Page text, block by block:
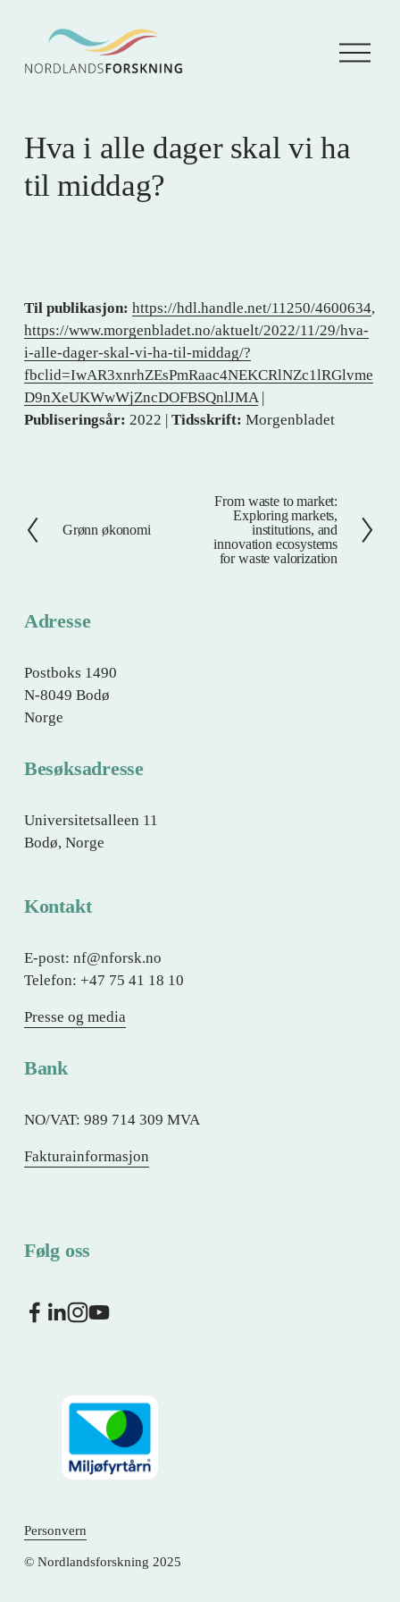
Å
p
Hva i alle dager skal vi ha
til middag?
Til publikasjon: https://hdl.handle.net/11250/4600634,
https://www.morgenbladet.no/aktuelt/2022/11/29/hva-
i-alle-dager-skal-vi-ha-til-middag/?
fbclid=IwAR3xnrhZEsPmRaac4NEKCRlNZc1lRGlvme
D9nXeUKWwWjZncDOFBSQnlJMA|
Publiseringsår: 2022 | Tidsskrift: Morgenbladet
F
i
e
Grønn økonomi
From waste to market:
Exploring markets,
institutions, and
innovation ecosystems
for waste valorization
Adresse
Postboks 1490
N-8049 Bodø
Norge
Besøksadresse
Universitetsalleen 11
Bodø, Norge
Kontakt
E-post: nf@nforsk.no
Telefon: +47 75 41 18 10
Presse og media
Bank
NO/VAT: 989 714 309 MVA
Fakturainformasjon
Følg oss
Personvern
© Nordlandsforskning 2025